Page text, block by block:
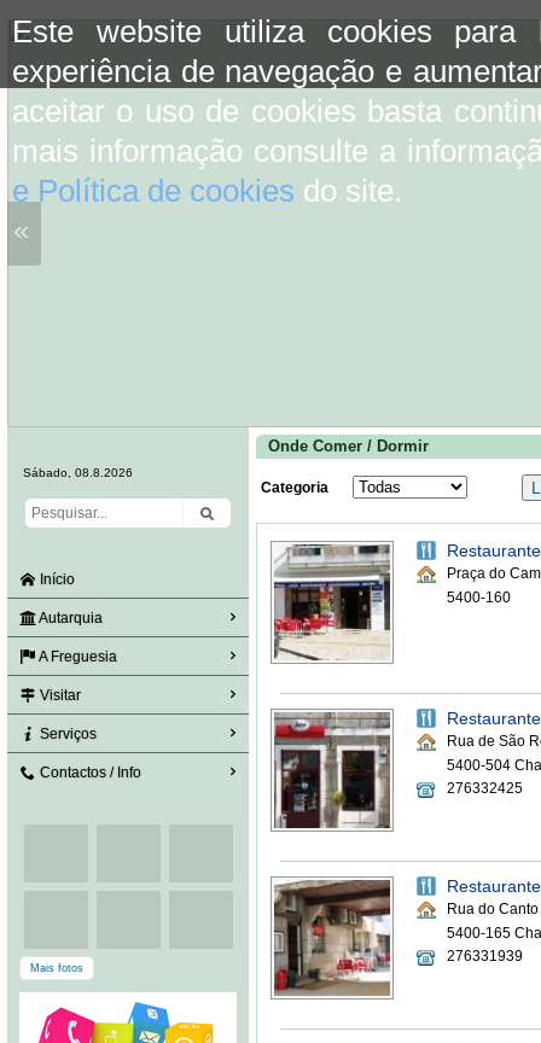
Este website utiliza cookies para
experiência de navegação e
aceitar o uso de cookies basta
mais informação consulte a
e Política de cookies do site.
«
Sábado, 08.8.2026
Início
Autarquia
A Freguesia
Visitar
Serviços
Contactos / Info
Mais fotos
Onde Comer / Dormir
Categoria
Praça do
5400-160
Rua de São
5400-504
276332425
Rua do
5400-165
276331939